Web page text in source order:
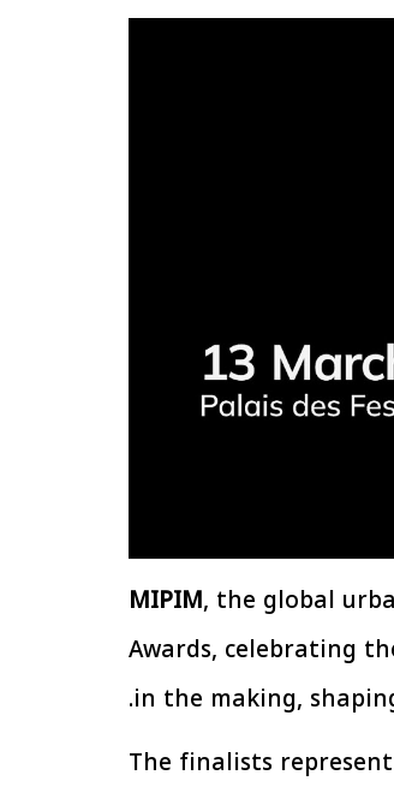
MIPIM, the global
Awards, celebrating
in the making,
The finalists
الاقتصاد العالمي وأسعار الوقود حال
استمرار الأزمة في الشرق الأوسط